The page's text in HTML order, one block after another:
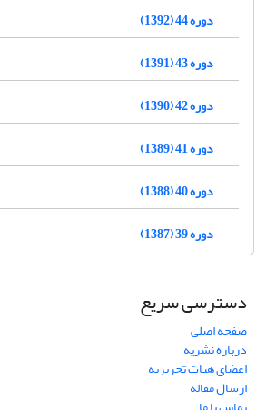
دوره 44 (1392)
دوره 43 (1391)
دوره 42 (1390)
دوره 41 (1389)
دوره 40 (1388)
دوره 39 (1387)
دسترسی سریع
صفحه اصلی
درباره نشریه
اعضای هیات تحریریه
ارسال مقاله